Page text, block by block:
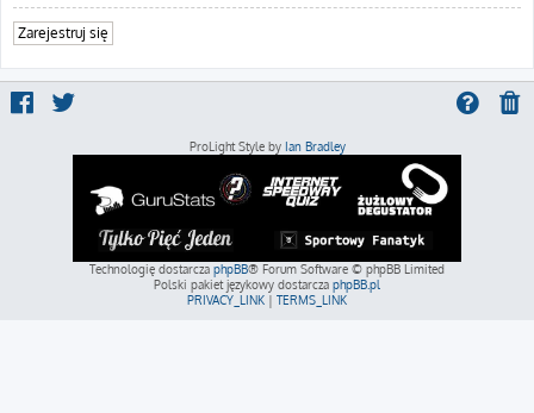
Zarejestruj się
ProLight Style by Ian Bradley
Technologię dostarcza phpBB® Forum Software © phpBB Limited
Polski pakiet językowy dostarcza phpBB.pl
PRIVACY_LINK | TERMS_LINK